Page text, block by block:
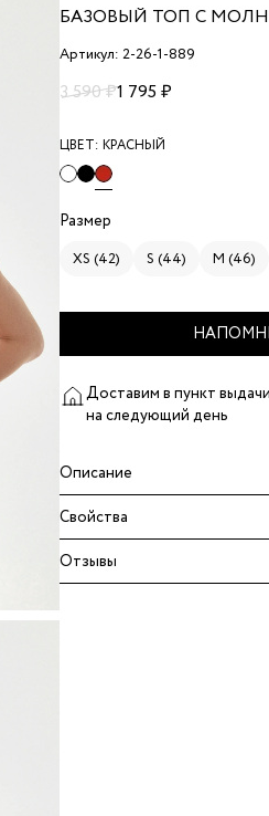
БАЗОВЫЙ ТОП С
Артикул: 2-26-1-889
3 590 ₽1 795 ₽
ЦВЕТ: КРАСНЫЙ
Размер
XS (42) S (44) M (46)
Доставим в пункт
на следующий день
Описание
Свойства
Отзывы